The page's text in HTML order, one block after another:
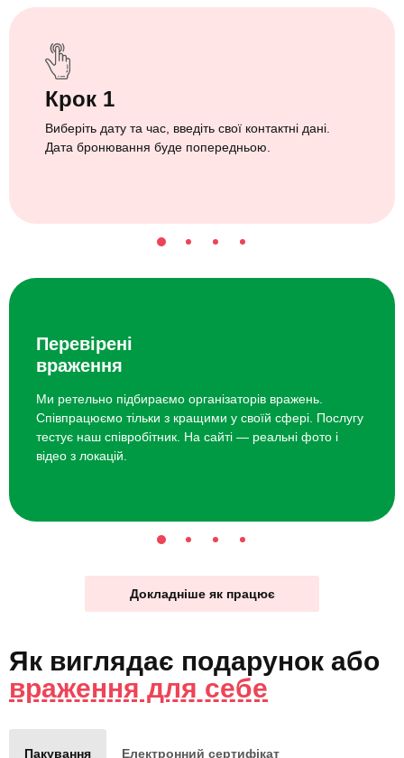
Крок 1
Виберіть дату та час, введіть свої контактні дані.
Дата бронювання буде попередньою.
Перевірені
враження
Ми ретельно підбираємо організаторів вражень.
Співпрацюємо тільки з кращими у своїй сфері. Послугу
тестує наш співробітник. На сайті — реальні фото і
відео з локацій.
Докладніше як працює
Як виглядає подарунок або
враження для себе
Пакування Електронний сертифікат